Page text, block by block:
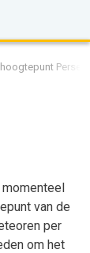
van de
per
om het